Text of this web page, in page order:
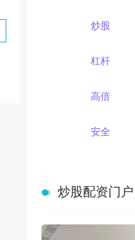
炒股
杠杆
高倍
安全
炒股配资门户